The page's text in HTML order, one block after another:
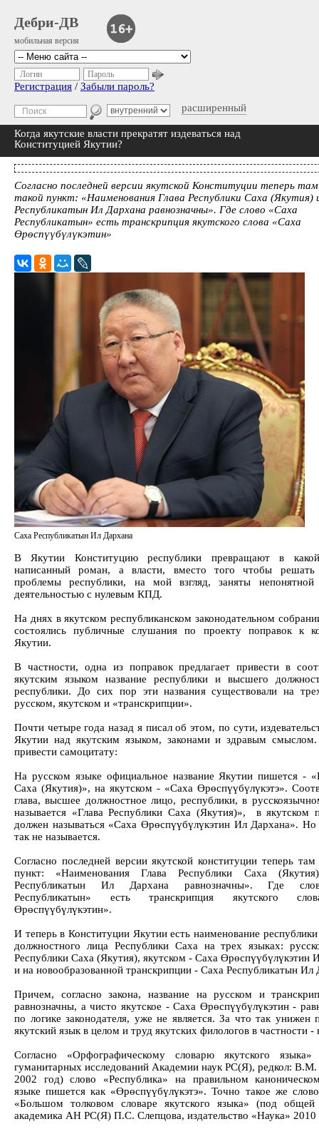
Дебри-ДВ
мобильная версия
расширенный
Логин Пароль
Регистрация / Забыли пароль?
Когда якутские власти прекратят издеваться над
Конституцией Якутии?
Согласно последней версии якутской Конституции теперь
такой пункт: «Наименования Глава Республики Саха (Якутия)
Республикатын Ил Дархана равнозначны». Где слово «Саха
Республикатын» есть транскрипция якутского слова «Саха
Өрөспүүбүлүкэтин»
Саха Республикатын Ил Дархана
В Якутии Конституцию республики превращают в
написанный роман, а власти, вместо того чтобы
проблемы республики, на мой взгляд, заняты
деятельностью с нулевым КПД.
На днях в якутском республиканском законодательном
состоялись публичные слушания по проекту поправок к
Якутии.
В частности, одна из поправок предлагает привести в
якутским языком название республики и высшего
республики. До сих пор эти названия существовали на
русском, якутском и «транскрипции».
Почти четыре года назад я писал об этом, по сути,
Якутии над якутским языком, законами и здравым смыслом.
привести самоцитату:
На русском языке официальное название Якутии пишется -
Саха (Якутия)», на якутском - «Саха Өрөспүүбүлүкэтэ».
глава, высшее должностное лицо, республики, в
называется «Глава Республики Саха (Якутия)», в якутском
должен называться «Саха Өрөспүүбүлүкэтин Ил Дархана».
так не называется.
Согласно последней версии якутской конституции теперь там
пункт: «Наименования Глава Республики Саха
Республикатын Ил Дархана равнозначны». Где
Республикатын» есть транскрипция якутского
Өрөспүүбүлүкэтин».
И теперь в Конституции Якутии есть наименование
должностного лица Республики Саха на трех языках:
Республики Саха (Якутия), якутском - Саха Өрөспүүбүлүкэтин
и на новообразованной транскрипции - Саха Республикатын Ил
Причем, согласно закона, название на русском и
равнозначны, а чисто якутское - Саха Өрөспүүбүлүкэтин -
по логике законодателя, уже не является. За что так унижен
якутский язык в целом и труд якутских филологов в частности -
Согласно «Орфографическому словарю якутского языка»
гуманитарных исследований Академии наук РС(Я), редкол:
2002 год) слово «Республика» на правильном
языке пишется как «Өрөспүүбүлүкэтэ». Точно такое же
«Большом толковом словаре якутского языка» (под общей
академика АН РС(Я) П.С. Слепцова, издательство «Наука» 2010